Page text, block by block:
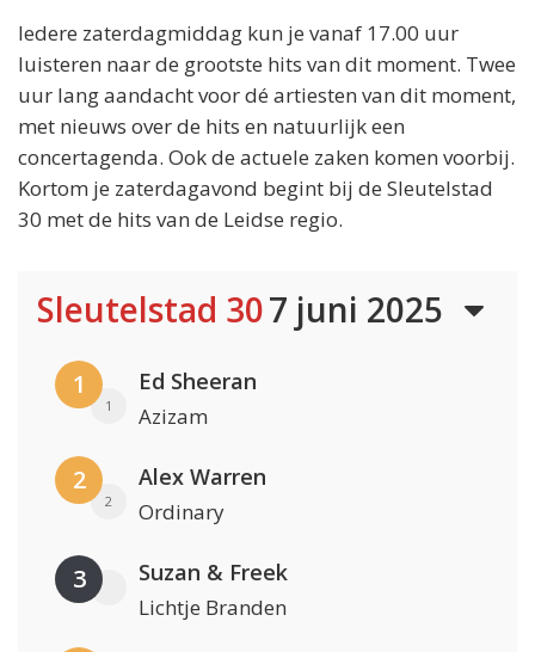
Iedere zaterdagmiddag kun je vanaf 17.00 uur
luisteren naar de grootste hits van dit moment. Twee
uur lang aandacht voor dé artiesten van dit moment,
met nieuws over de hits en natuurlijk een
concertagenda. Ook de actuele zaken komen voorbij.
Kortom je zaterdagavond begint bij de Sleutelstad
30 met de hits van de Leidse regio.
Sleutelstad 307 juni 2025
1
1
Ed Sheeran
Azizam
2
2
Alex Warren
Ordinary
3 Suzan & Freek
Lichtje Branden